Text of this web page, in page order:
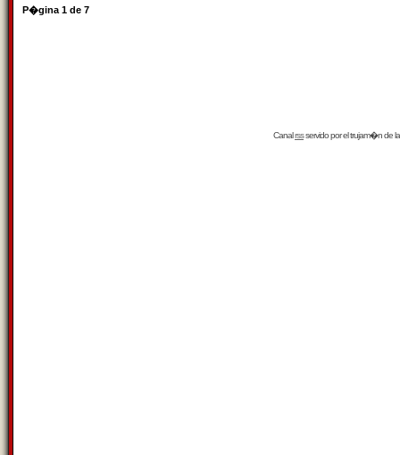
P�gina 1 de 7
Canalrssservido por eltrujam�nde